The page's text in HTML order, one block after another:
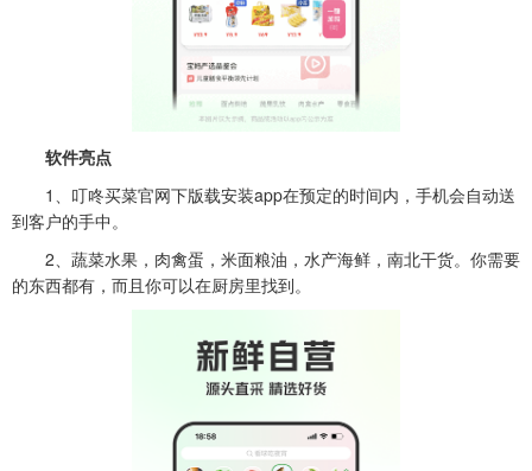
软件亮点
1、 叮咚买菜官网下版载安装app在预定的时间内，手机会自动送
到客户的手中。
2、蔬菜水果，肉禽蛋，米面粮油，水产海鲜，南北干货。你需要
的东西都有，而且你可以在厨房里找到。